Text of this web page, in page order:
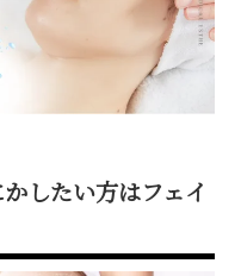
したい方はフェイ